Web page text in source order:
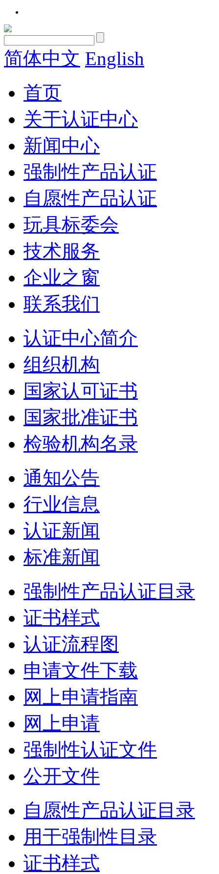
简体中文 English
首页
关于认证中心
新闻中心
强制性产品认证
自愿性产品认证
玩具标委会
技术服务
企业之窗
联系我们
认证中心简介
组织机构
国家认可证书
国家批准证书
检验机构名录
通知公告
行业信息
认证新闻
标准新闻
强制性产品认证目录
证书样式
认证流程图
申请文件下载
网上申请指南
网上申请
强制性认证文件
公开文件
自愿性产品认证目录
用于强制性目录
证书样式